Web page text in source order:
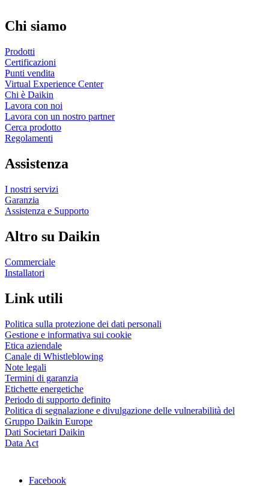
Chi siamo
Prodotti
Certificazioni
Punti vendita
Virtual Experience Center
Chi è Daikin
Lavora con noi
Lavora con un nostro partner
Cerca prodotto
Regolamenti
Assistenza
I nostri servizi
Garanzia
Assistenza e Supporto
Altro su Daikin
Commerciale
Installatori
Link utili
Politica sulla protezione dei dati personali
Gestione e informativa sui cookie
Etica aziendale
Canale di Whistleblowing
Note legali
Termini di garanzia
Etichette energetiche
Periodo di supporto definito
Politica di segnalazione e divulgazione delle vulnerabilità del
Gruppo Daikin Europe
Dati Societari Daikin
Data Act
Facebook